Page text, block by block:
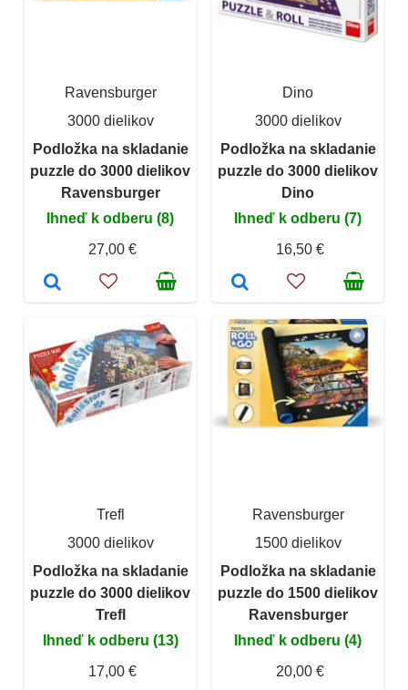
Ravensburger
3000 dielikov
Podložka na skladanie
puzzle do 3000 dielikov
Ravensburger
Ihneď k odberu (8)
27,00 €
Dino
3000 dielikov
Podložka na skladanie
puzzle do 3000 dielikov
Dino
Ihneď k odberu (7)
16,50 €
Trefl
3000 dielikov
Podložka na skladanie
puzzle do 3000 dielikov
Trefl
Ihneď k odberu (13)
17,00 €
Ravensburger
1500 dielikov
Podložka na skladanie
puzzle do 1500 dielikov
Ravensburger
Ihneď k odberu (4)
20,00 €